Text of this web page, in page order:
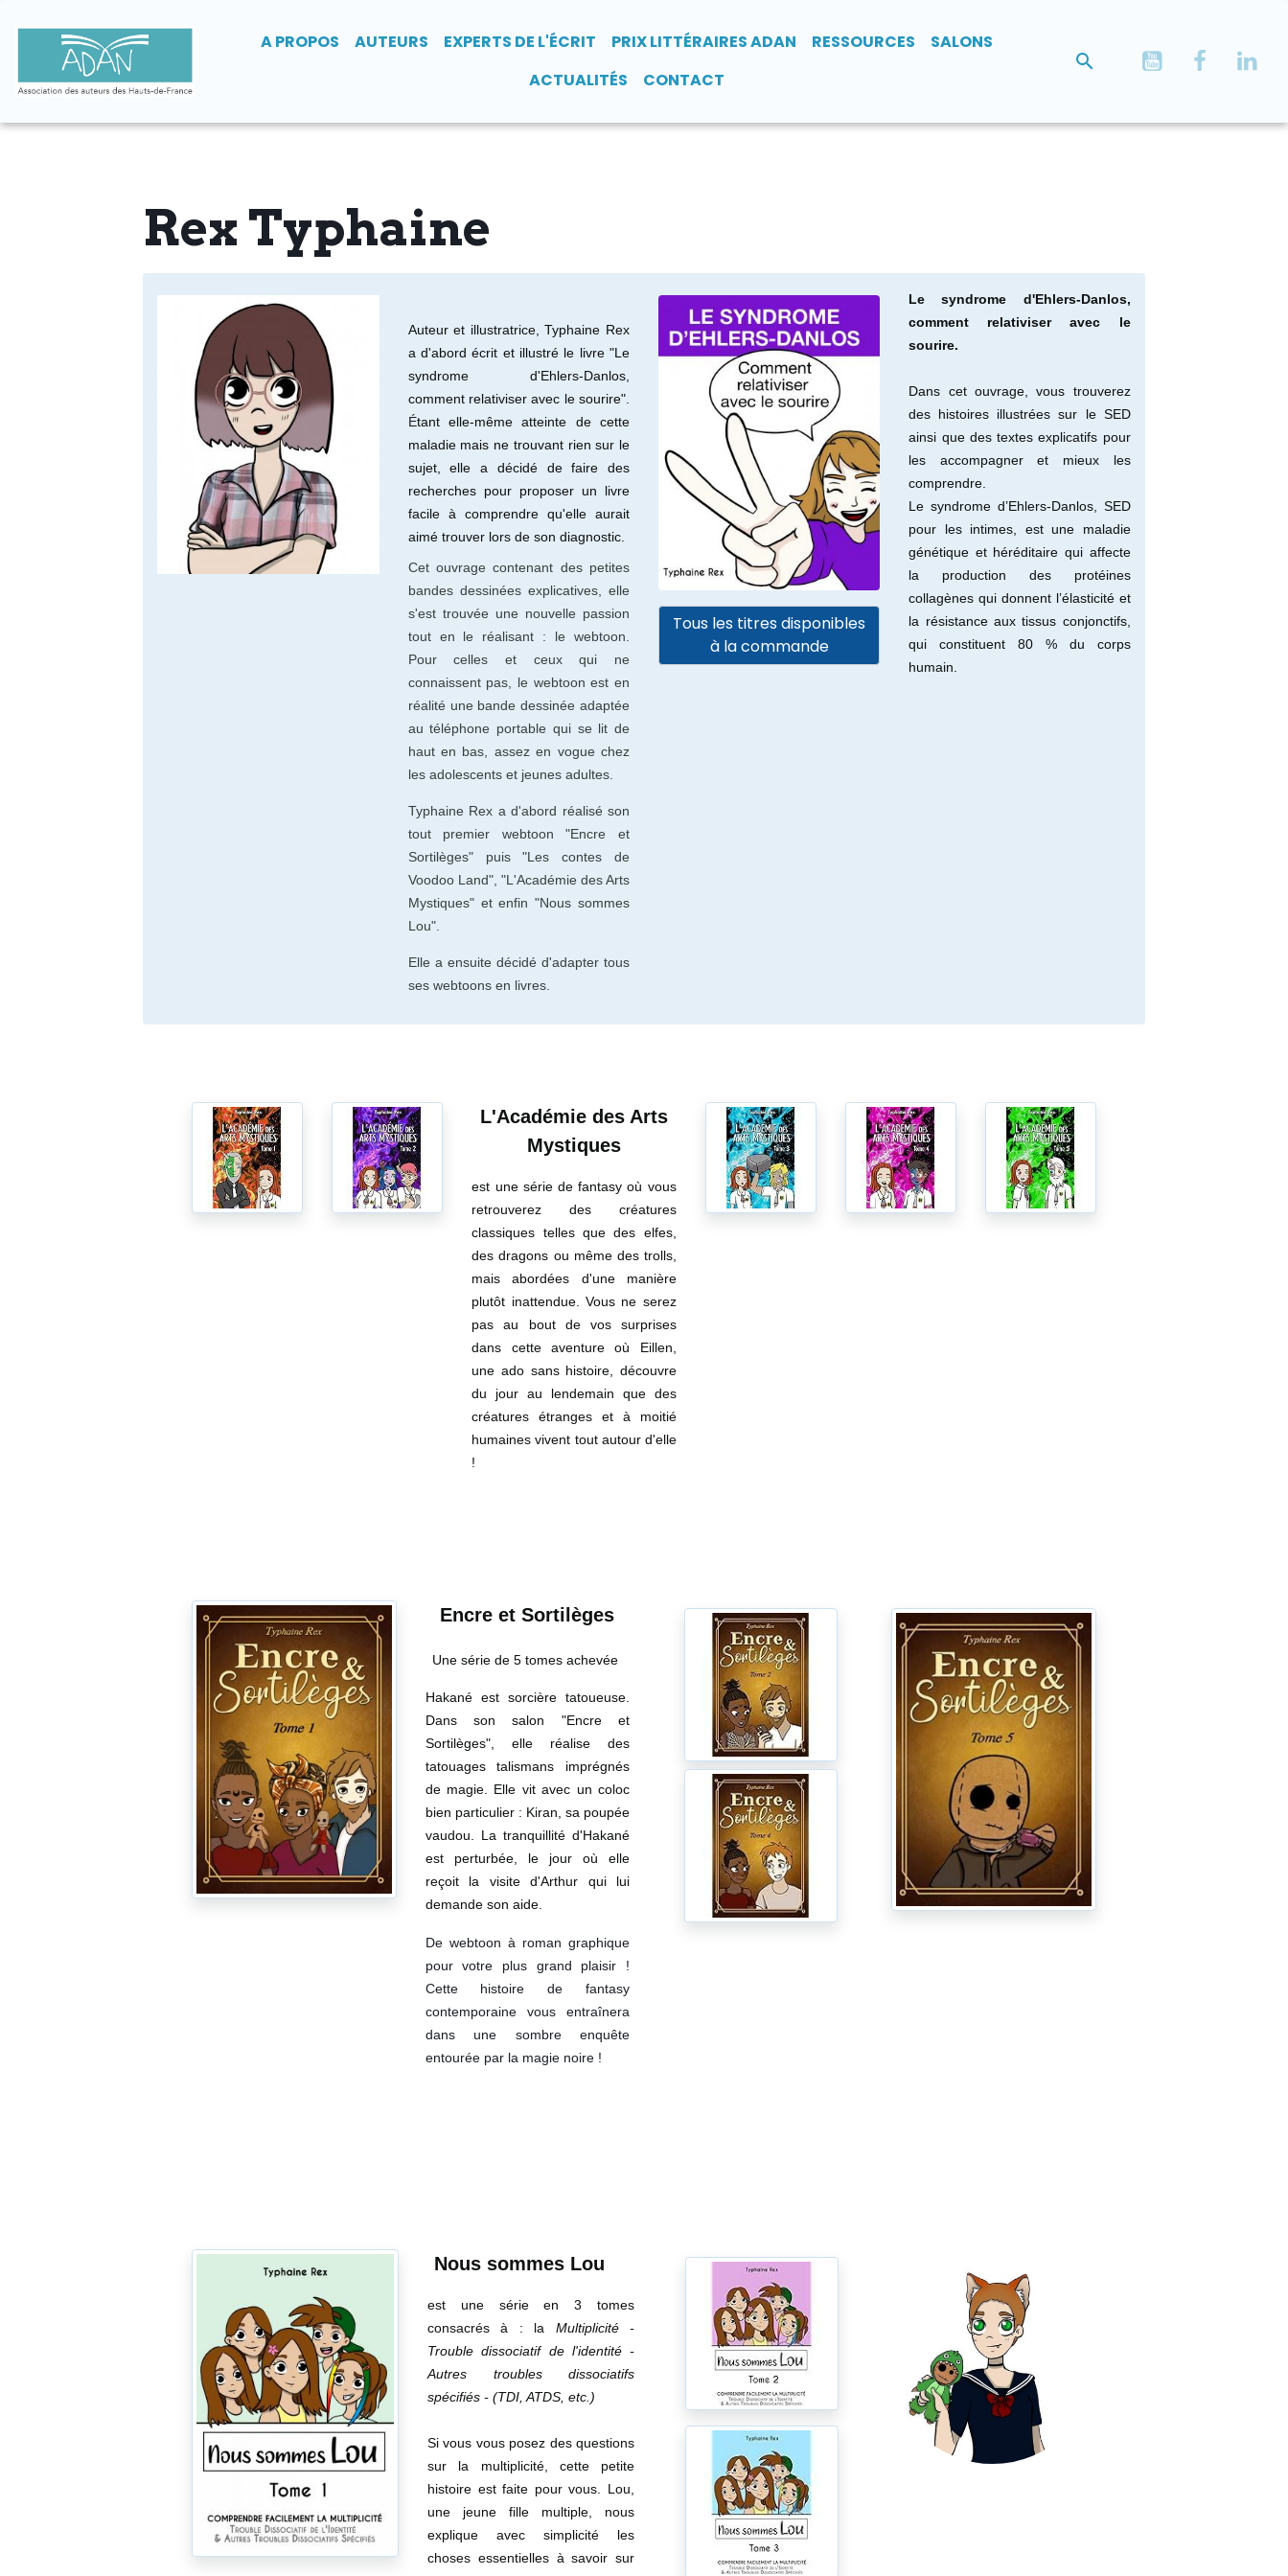
A PROPOS AUTEURS EXPERTS DE L'ÉCRIT PRIX LITTÉRAIRES ADAN RESSOURCES
SALONS
ACTUALITÉS
CONTACT
Rex Typhaine
Auteur et illustratrice, Typhaine Rex
a d'abord écrit et illustré le livre "Le
syndrome d'Ehlers-Danlos,
comment relativiser avec le sourire".
Étant elle-même atteinte de cette
maladie mais ne trouvant rien sur le
sujet, elle a décidé de faire des
recherches pour proposer un livre
facile à comprendre qu'elle aurait
aimé trouver lors de son diagnostic.
Cet ouvrage contenant des petites
bandes dessinées explicatives, elle
s'est trouvée une nouvelle passion
tout en le réalisant : le webtoon.
Pour celles et ceux qui ne
connaissent pas, le webtoon est en
réalité une bande dessinée adaptée
au téléphone portable qui se lit de
haut en bas, assez en vogue chez
les adolescents et jeunes adultes.
Typhaine Rex a d'abord réalisé son
tout premier webtoon "Encre et
Sortilèges" puis "Les contes de
Voodoo Land", "L'Académie des Arts
Mystiques" et enfin "Nous sommes
Lou".
Elle a ensuite décidé d'adapter tous
ses webtoons en livres.
Tous les titres disponibles
à la commande
Le syndrome d'Ehlers-Danlos,
comment relativiser avec le
sourire.
Dans cet ouvrage, vous trouverez
des histoires illustrées sur le SED
ainsi que des textes explicatifs pour
les accompagner et mieux les
comprendre.
Le syndrome d’Ehlers-Danlos, SED
pour les intimes, est une maladie
génétique et héréditaire qui affecte
la production des protéines
collagènes qui donnent l’élasticité et
la résistance aux tissus conjonctifs,
qui constituent 80 % du corps
humain.
L'Académie des Arts
Mystiques
est une série de fantasy où vous
retrouverez des créatures
classiques telles que des elfes,
des dragons ou même des trolls,
mais abordées d'une manière
plutôt inattendue. Vous ne serez
pas au bout de vos surprises
dans cette aventure où Eillen,
une ado sans histoire, découvre
du jour au lendemain que des
créatures étranges et à moitié
humaines vivent tout autour d'elle
!
Encre et Sortilèges
Une série de 5 tomes achevée
Hakané est sorcière tatoueuse.
Dans son salon "Encre et
Sortilèges", elle réalise des
tatouages talismans imprégnés
de magie. Elle vit avec un coloc
bien particulier : Kiran, sa poupée
vaudou. La tranquillité d'Hakané
est perturbée, le jour où elle
reçoit la visite d'Arthur qui lui
demande son aide.
De webtoon à roman graphique
pour votre plus grand plaisir !
Cette histoire de fantasy
contemporaine vous entraînera
dans une sombre enquête
entourée par la magie noire !
Nous sommes Lou
est une série en 3 tomes
consacrés à : la Multiplicité -
Trouble dissociatif de l'identité -
Autres troubles dissociatifs
spécifiés - (TDI, ATDS, etc.)
Si vous vous posez des questions
sur la multiplicité, cette petite
histoire est faite pour vous. Lou,
une jeune fille multiple, nous
explique avec simplicité les
choses essentielles à savoir sur